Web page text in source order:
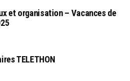
et organisation – Vacances de
TELETHON